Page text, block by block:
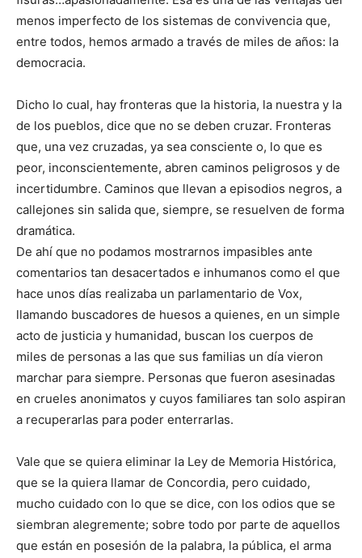
menos imperfecto de los sistemas de convivencia que,
entre todos, hemos armado a través de miles de años: la
democracia.
Dicho lo cual, hay fronteras que la historia, la nuestra y la
de los pueblos, dice que no se deben cruzar. Fronteras
que, una vez cruzadas, ya sea consciente o, lo que es
peor, inconscientemente, abren caminos peligrosos y de
incertidumbre. Caminos que llevan a episodios negros, a
callejones sin salida que, siempre, se resuelven de forma
dramática.
De ahí que no podamos mostrarnos impasibles ante
comentarios tan desacertados e inhumanos como el que
hace unos días realizaba un parlamentario de Vox,
llamando buscadores de huesos a quienes, en un simple
acto de justicia y humanidad, buscan los cuerpos de
miles de personas a las que sus familias un día vieron
marchar para siempre. Personas que fueron asesinadas
en crueles anonimatos y cuyos familiares tan solo aspiran
a recuperarlas para poder enterrarlas.
Vale que se quiera eliminar la Ley de Memoria Histórica,
que se la quiera llamar de Concordia, pero cuidado,
mucho cuidado con lo que se dice, con los odios que se
siembran alegremente; sobre todo por parte de aquellos
que están en posesión de la palabra, la pública, el arma